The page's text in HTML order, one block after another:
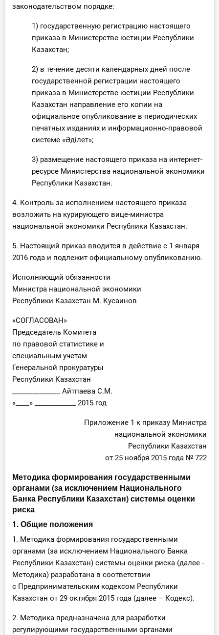
законодательством порядке:
1) государственную регистрацию настоящего
приказа в Министерстве юстиции Республики
Казахстан;
2) в течение десяти календарных дней после
государственной регистрации настоящего
приказа в Министерстве юстиции Республики
Казахстан направление его копии на
официальное опубликование в периодических
печатных изданиях и информационно-правовой
системе «Әділет»;
3) размещение настоящего приказа на интернет-
ресурсе Министерства национальной экономики
Республики Казахстан.
4. Контроль за исполнением настоящего приказа
возложить на курирующего вице-министра
национальной экономики Республики Казахстан.
5. Настоящий приказ вводится в действие с 1 января
2016 года и подлежит официальному опубликованию.
Исполняющий обязанности
Министра национальной экономики
Республики Казахстан М. Кусаинов
«СОГЛАСОВАН»
Председатель Комитета
по правовой статистике и
специальным учетам
Генеральной прокуратуры
Республики Казахстан
______________ Айтпаева С.М.
«____» ____________ 2015 год
Приложение 1 к приказу Министра
национальной экономики
Республики Казахстан
от 25 ноября 2015 года № 722
Методика формирования государственными
органами (за исключением Национального
Банка Республики Казахстан) системы оценки
риска
1. Общие положения
1. Методика формирования государственными
органами (за исключением Национального Банка
Республики Казахстан) системы оценки риска (далее -
Методика) разработана в соответствии
с Предпринимательским кодексом Республики
Казахстан от 29 октября 2015 года (далее – Кодекс).
2. Методика предназначена для разработки
регулирующими государственными органами